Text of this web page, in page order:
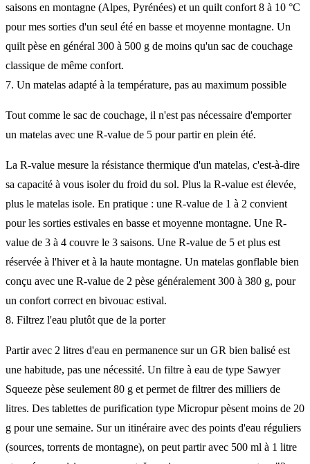
saisons en montagne (Alpes, Pyrénées) et un quilt confort 8 à 10 °C
pour mes sorties d'un seul été en basse et moyenne montagne. Un
quilt pèse en général 300 à 500 g de moins qu'un sac de couchage
classique de même confort.
7. Un matelas adapté à la température, pas au maximum possible
Tout comme le sac de couchage, il n'est pas nécessaire d'emporter
un matelas avec une R-value de 5 pour partir en plein été.
La R-value mesure la résistance thermique d'un matelas, c'est-à-dire
sa capacité à vous isoler du froid du sol. Plus la R-value est élevée,
plus le matelas isole. En pratique : une R-value de 1 à 2 convient
pour les sorties estivales en basse et moyenne montagne. Une R-
value de 3 à 4 couvre le 3 saisons. Une R-value de 5 et plus est
réservée à l'hiver et à la haute montagne. Un matelas gonflable bien
conçu avec une R-value de 2 pèse généralement 300 à 380 g, pour
un confort correct en bivouac estival.
8. Filtrez l'eau plutôt que de la porter
Partir avec 2 litres d'eau en permanence sur un GR bien balisé est
une habitude, pas une nécessité. Un filtre à eau de type Sawyer
Squeeze pèse seulement 80 g et permet de filtrer des milliers de
litres. Des tablettes de purification type Micropur pèsent moins de 20
g pour une semaine. Sur un itinéraire avec des points d'eau réguliers
(sources, torrents de montagne), on peut partir avec 500 ml à 1 litre